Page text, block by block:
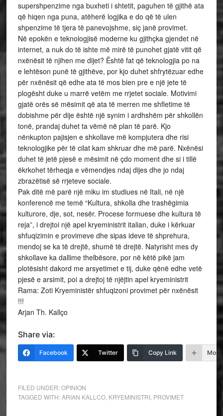
supershpenzime nga buxheti i shtetit, paguhen të gjithë ata
që hiqen nga puna, atëherë logjika e do që të ulen
shpenzime të tjera të panevojshme, siç janë provimet.
Në epokën e teknologjisë moderne ku gjithçka gjendet në
internet, a nuk do të ishte më mirë të punohet gjatë vitit që
nxënësit të njihen me dijet? Është fat që teknologjia po na
e lehtëson punë të gjithëve, por kjo duhet shfrytëzuar edhe
për nxënësit që edhe ata të mos bien pre e një jete të
plogësht duke u marrë vetëm me rrjetet sociale. Motivimi
gjatë orës së mësimit që ata të merren me shfletime të
dobishme për dije është një synim i ardhshëm për shkollën
tonë, prandaj duhet ta vëmë në plan të parë. Kjo
nënkupton pajisjen e shkollave më kompjutera dhe risi
teknologjike për të cilat kam shkruar dhe më parë. Nxënësi
duhet të jetë pjesë e mësimit në çdo moment dhe si i tillë
ëkrkohet tërheqja e vëmendjes ndaj dijes dhe jo ndaj
zbrazëtisë së rrjeteve sociale.
Pak ditë më parë një miku im studiues në Itali, në një
konferencë me temë “Kultura, shkolla dhe trashëgimia
kulturore, dje, sot, nesër. Procese formuese dhe kultura të
reja”, i drejtoi një apel kryeministrit italian, duke i kërkuar
shfuqizimin e provimeve dhe sipas ideve të shprehura,
mendoj se ka të drejtë, shumë të drejtë. Natyrisht mes dy
shkollave ka dallime thelbësore, por në këtë pikë jam
plotësisht dakord me arsyetimet e tij, duke qënë edhe vetë
pjesë e arsimit, poi a drejtoj të njëjtin apel kryeministrit
Rama: Zoti Kryeministër shfuqizoni provimet për nxënësit
!!!
Arjan Th. Kallço
Share via:
Facebook Twitter Copy Link More
FILED UNDER:OPINION
TAGGED WITH:ARIAN KALLCO, KRYEMINISTRI, PROVIMET